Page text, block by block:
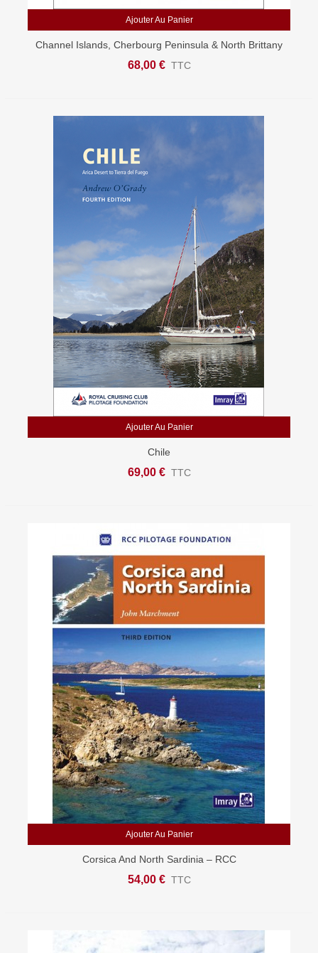
Ajouter Au Panier
Channel Islands, Cherbourg Peninsula & North Brittany
68,00 € TTC
Ajouter Au Panier
Chile
69,00 € TTC
Ajouter Au Panier
Corsica And North Sardinia – RCC
54,00 € TTC